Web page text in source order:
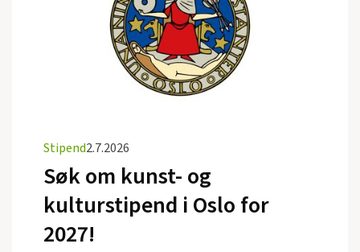
Stipend2.7.2026
Søk om kunst- og
kulturstipend i Oslo for
2027!